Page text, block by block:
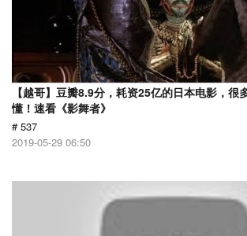
【越哥】豆瓣8.9分，耗资25亿的日本电影，很
懂！速看《影舞者》
# 537
2019-05-29 06:50